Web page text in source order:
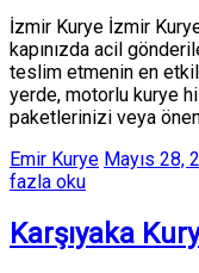
İzmir Kurye İzmir
kapınızda acil
teslim etmenin en
yerde, motorlu kurye
paketlerinizi veya
Emir Kurye Mayıs 28,
fazla oku
Karşıyaka